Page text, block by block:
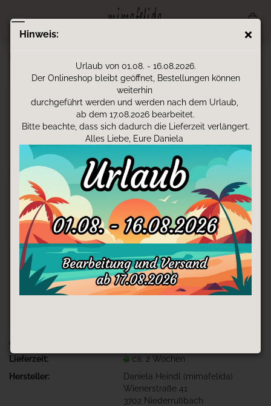
Hinweis:
Urlaub von 01.08. - 16.08.2026.
Der Onlineshop bleibt geöffnet, Bestellungen können
weiterhin
durchgeführt werden und werden nach dem Urlaub,
ab dem 17.08.2026 bearbeitet.
Bitte beachte, dass sich dadurch die Lieferzeit verlängert.
Alles Liebe, Eure Daniela
Art.Nr.:
Lieferzeit:
ca. 2 Wochen
Hersteller:
Daniela Heindl (mimafelida)
Wienerstraße 41
3702 Niederrußbach